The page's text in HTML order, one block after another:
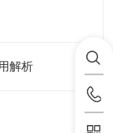
解析